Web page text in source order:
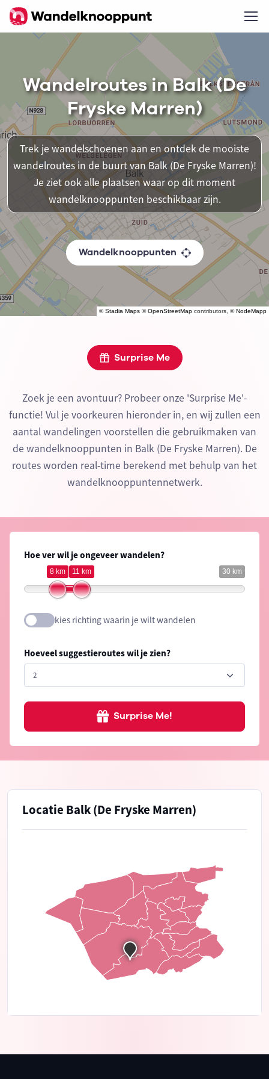
©Stadia Maps ©OpenStreetMap contributors, ©NodeMapp
Wandelroutes in Balk (De
Fryske Marren)
Trek je wandelschoenen aan en ontdek de mooiste
wandelroutes in de buurt van Balk (De Fryske Marren)!
Je ziet ook alle plaatsen waar op dit moment
wandelknooppunten beschikbaar zijn.
Wandelknooppunten
Surprise Me
Zoek je een avontuur? Probeer onze 'Surprise Me'-
functie! Vul je voorkeuren hieronder in, en wij zullen een
aantal wandelingen voorstellen die gebruikmaken van
de wandelknooppunten in Balk (De Fryske Marren). De
routes worden real-time berekend met behulp van het
wandelknooppuntennetwerk.
Hoe ver wil je ongeveer wandelen?
30 km
8 km 11 km
kies richting waarin je wilt wandelen
Hoeveel suggestieroutes wil je zien?
Surprise Me!
Locatie Balk (De Fryske Marren)